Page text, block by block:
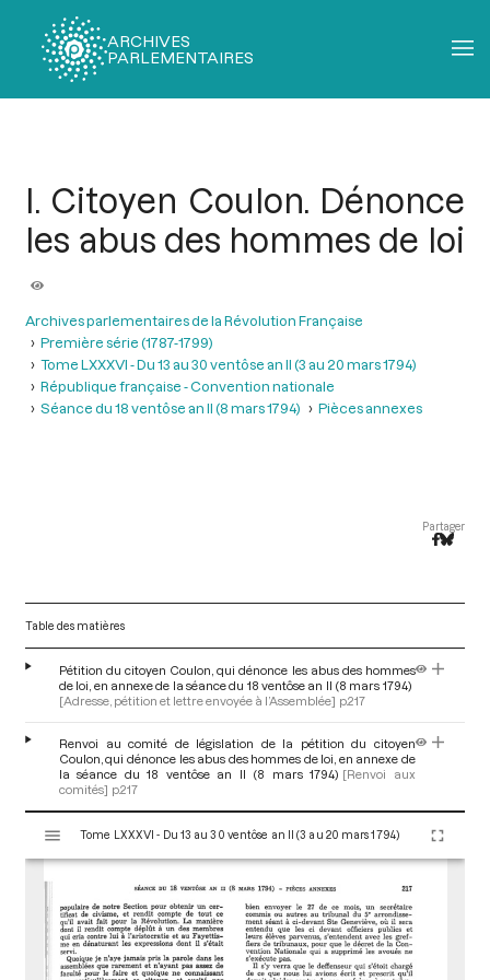
ARCHIVES
PARLEMENTAIRES
I. Citoyen Coulon. Dénonce
les abus des hommes de loi
Archives parlementaires de la Révolution Française
Première série (1787-1799)
Tome LXXXVI - Du 13 au 30 ventôse an II (3 au 20 mars 1794)
République française - Convention nationale
Séance du 18 ventôse an II (8 mars 1794)
Pièces annexes
Partager
Table des matières
Pétition du citoyen Coulon, qui dénonce les abus des hommes
de loi, en annexe de la séance du 18 ventôse an II (8 mars 1794)
[Adresse, pétition et lettre envoyée à l’Assemblée] p.217
Renvoi au comité de législation de la pétition du citoyen
Coulon, qui dénonce les abus des hommes de loi, en annexe de
la séance du 18 ventôse an II (8 mars 1794) [Renvoi aux
comités] p.217
s
Tome LXXXVI - Du 13 au 30 ventôse an II (3 au 20 mars 1794)